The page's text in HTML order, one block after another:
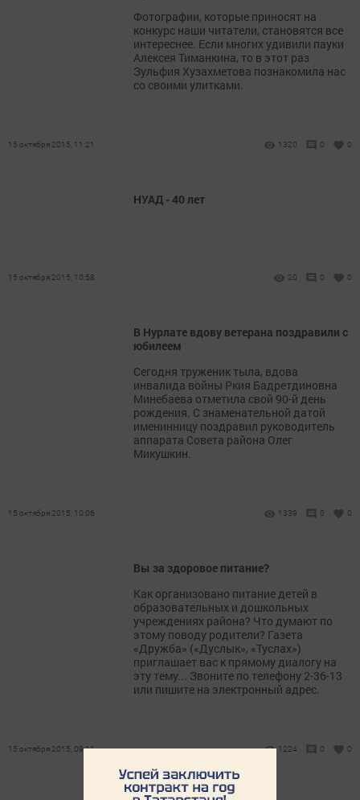
Фотографии, которые приносят на
конкурс наши читатели, становятся все
интереснее. Если многих удивили пауки
Алексея Тиманкина, то в этот раз
Зульфия Хузахметова познакомила нас
со своими улитками.
15 октября 2015, 11:21 1320 0 0
НУАД - 40 лет
15 октября 2015, 10:58 20 0 0
В Нурлате вдову ветерана поздравили с
юбилеем
Сегодня труженик тыла, вдова
инвалида войны Ркия Бадретдиновна
Минебаева отметила свой 90-й день
рождения. С знаменательной датой
именинницу поздравил руководитель
аппарата Совета района Олег
Микушкин.
15 октября 2015, 10:06 1339 0 0
Вы за здоровое питание?
Как организовано питание детей в
образовательных и дошкольных
учреждениях района? Что думают по
этому поводу родители? Газета
«Дружба» («Дуслык», «Туслах»)
приглашает вас к прямому диалогу на
эту тему... Звоните по телефону 2-36-13
или пишите на электронный адрес.
15 октября 2015, 09:11 1224 0 0